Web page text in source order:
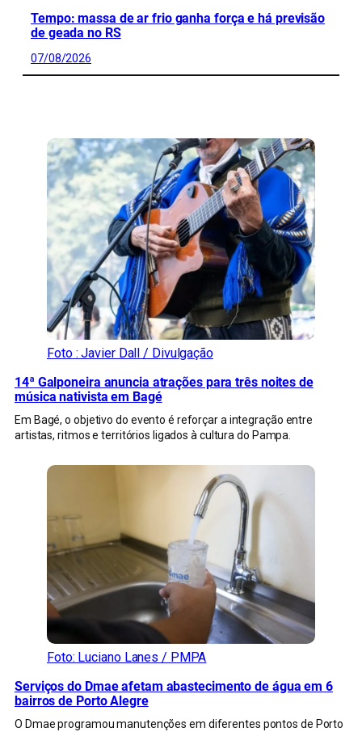
Tempo: massa de ar frio ganha força e há previsão
de geada no RS
07/08/2026
Foto : Javier Dall / Divulgação
14ª Galponeira anuncia atrações para três noites de
música nativista em Bagé
Em Bagé, o objetivo do evento é reforçar a integração entre
artistas, ritmos e territórios ligados à cultura do Pampa.
Foto: Luciano Lanes / PMPA
Serviços do Dmae afetam abastecimento de água em 6
bairros de Porto Alegre
O Dmae programou manutenções em diferentes pontos de Porto